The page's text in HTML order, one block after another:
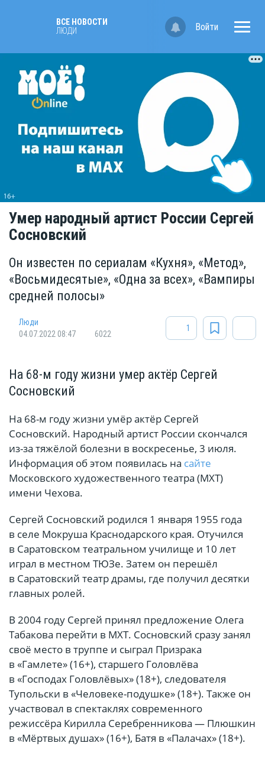
ВСЕ НОВОСТИ
ЛЮДИ
Войти
Умер народный артист России Сергей
Сосновский
Он известен по сериалам «Кухня», «Метод»,
«Восьмидесятые», «Одна за всех», «Вампиры
средней полосы»
Люди
04.07.2022 08:47
6022
1
На 68-м году жизни умер актёр Сергей
Сосновский
На 68-м году жизни умёр актёр Сергей
Сосновский. Народный артист России скончался
из-за тяжёлой болезни в воскресенье, 3 июля.
Информация об этом появилась на сайте
Московского художественного театра (МХТ)
имени Чехова.
Сергей Сосновский родился 1 января 1955 года
в селе Мокруша Краснодарского края. Отучился
в Саратовском театральном училище и 10 лет
играл в местном ТЮЗе. Затем он перешёл
в Саратовский театр драмы, где получил десятки
главных ролей.
В 2004 году Сергей принял предложение Олега
Табакова перейти в МХТ. Сосновский сразу занял
своё место в труппе и сыграл Призрака
в «Гамлете» (16+), старшего Головлёва
в «Господах Головлёвых» (18+), следователя
Тупольски в «Человеке-подушке» (18+). Также он
участвовал в спектаклях современного
режиссёра Кирилла Серебренникова — Плюшкин
в «Мёртвых душах» (16+), Батя в «Палачах» (18+).